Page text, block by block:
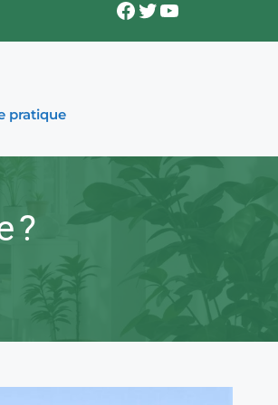
Facebook
Twitter
YouTube
pratique
?